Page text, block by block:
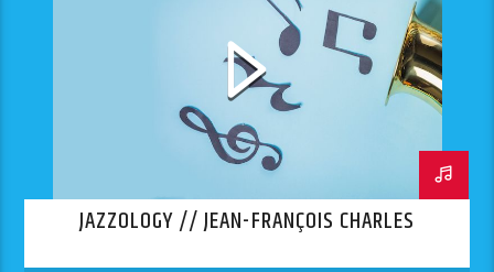
JAZZOLOGY // JEAN-FRANÇOIS CHARLES